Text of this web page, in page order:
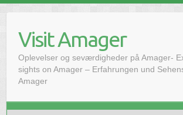
contentVisit Amager
Oplevelser og seværdigheder på Amager-
sights on Amager – Erfahrungen und
Amager